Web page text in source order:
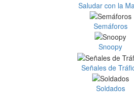
Saludar con la
Semáforos
Snoopy
Señales de
Soldados